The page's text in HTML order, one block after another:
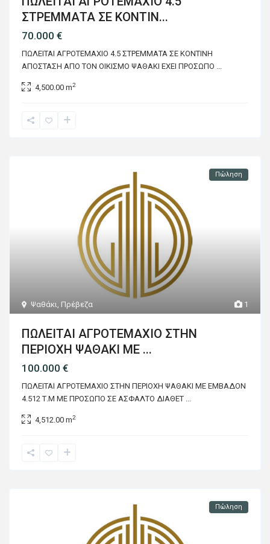
ΣΤΡΕΜΜΑΤΑ ΣΕ ΚΟΝΤΙΝ...
70.000 €
ΠΩΛΕΙΤΑΙ ΑΓΡΟΤΕΜΑΧΙΟ 4.5 ΣΤΡΕΜΜΑΤΑ ΣΕ ΚΟΝΤΙΝΗ
ΑΠΟΣΤΑΣΗ ΑΠΟ ΤΟΝ ΟΙΚΙΣΜΟ ΨΑΘΑΚΙ ΕΧΕΙ ΠΡΟΣΩΠΟ ...
4,500.00 m2
1
Ψαθάκι, Πρέβεζα
Πώληση
ΠΩΛΕΙΤΑΙ ΑΓΡΟΤΕΜΑΧΙΟ ΣΤΗΝ
ΠΕΡΙΟΧΗ ΨΑΘΑΚΙ ΜΕ ...
100.000 €
ΠΩΛΕΙΤΑΙ ΑΓΡΟΤΕΜΑΧΙΟ ΣΤΗΝ ΠΕΡΙΟΧΗ ΨΑΘΑΚΙ ΜΕ ΕΜΒΑΔΟΝ
4.512 Τ.Μ ΜΕ ΠΡΟΣΩΠΟ ΣΕ ΑΣΦΑΛΤΟ ΔΙΑΘΕΤ ...
4,512.00 m2
Πώληση